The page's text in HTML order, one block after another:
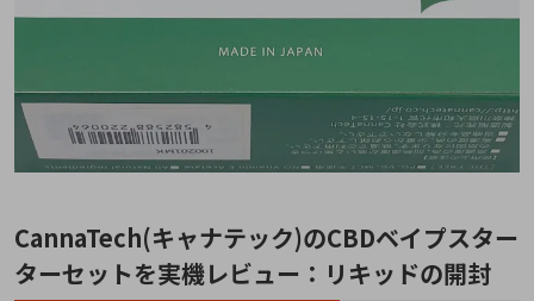
CannaTech(キャナテック)のCBDベイプスター
ターセットを実機レビュー：リキッドの開封